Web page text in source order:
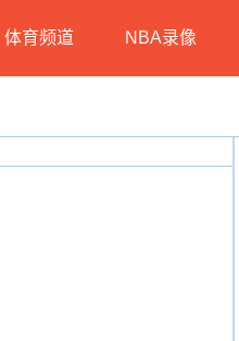
体育频道 NBA录像